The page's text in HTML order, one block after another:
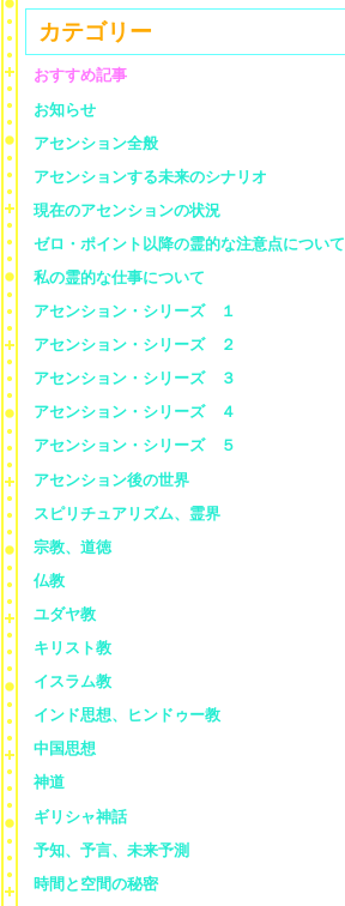
カテゴリー
おすすめ記事
お知らせ
アセンション全般
アセンションする未来のシナリオ
現在のアセンションの状況
ゼロ・ポイント以降の霊的な注意点について
私の霊的な仕事について
アセンション・シリーズ １
アセンション・シリーズ ２
アセンション・シリーズ ３
アセンション・シリーズ ４
アセンション・シリーズ ５
アセンション後の世界
スピリチュアリズム、霊界
宗教、道徳
仏教
ユダヤ教
キリスト教
イスラム教
インド思想、ヒンドゥー教
中国思想
神道
ギリシャ神話
予知、予言、未来予測
時間と空間の秘密